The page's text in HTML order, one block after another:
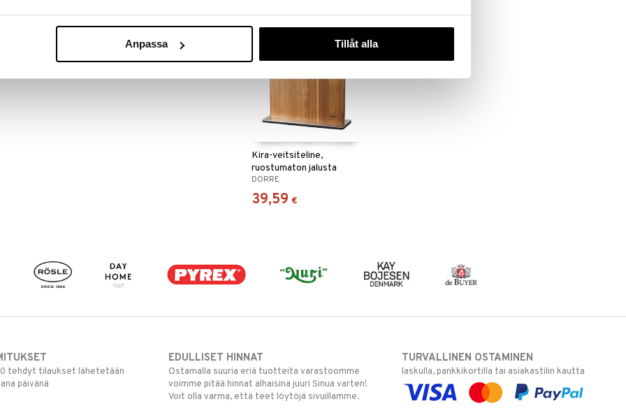
Anpassa Tillåt alla
Kira-veitsiteline,
ruostumaton jalusta
DORRE
39,59 €
tehdyt tilaukset lähetetään
päivänä
EDULLISET HINNAT
Ostamalla suuria eriä tuotteita varastoomme
voimme pitää hinnat alhaisina juuri Sinua varten!
Voit olla varma, että teet löytöjä sivuillamme.
TURVALLINEN OSTAMINEN
laskulla, pankkikortilla tai asiakastilin kautta